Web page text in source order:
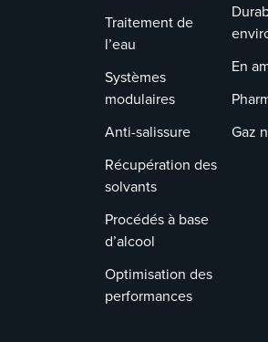
Traitement de
l’eau
Systèmes
modulaires
Anti-salissure
Récupération des
solvants
Procédés à base
d’alcool
Optimisation des
performances
En
Gaz